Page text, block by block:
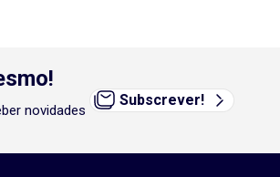
novidades
Subscrever!